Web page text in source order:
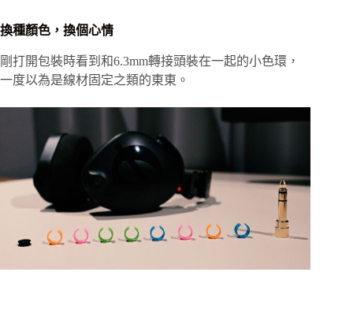
換種顏色，換個心情
剛打開包裝時看到和6.3mm轉接頭裝在一起的小色環，
一度以為是線材固定之類的東東。